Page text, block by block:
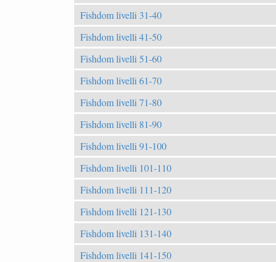
Fishdom livelli 31-40
Fishdom livelli 41-50
Fishdom livelli 51-60
Fishdom livelli 61-70
Fishdom livelli 71-80
Fishdom livelli 81-90
Fishdom livelli 91-100
Fishdom livelli 101-110
Fishdom livelli 111-120
Fishdom livelli 121-130
Fishdom livelli 131-140
Fishdom livelli 141-150